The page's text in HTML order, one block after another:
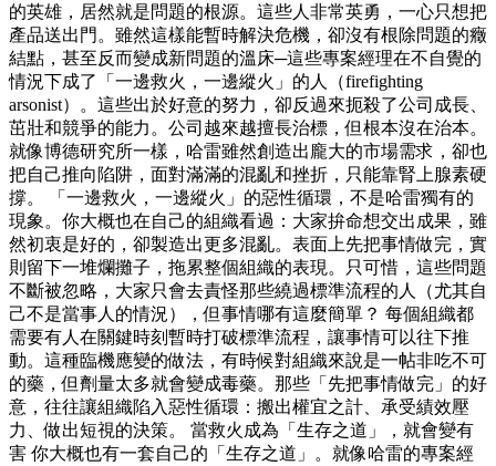
的英雄，居然就是問題的根源。這些人非常英勇，一心只想把
產品送出門。雖然這樣能暫時解決危機，卻沒有根除問題的癥
結點，甚至反而變成新問題的溫床─這些專案經理在不自覺的
情況下成了「一邊救火，一邊縱火」的人（firefighting
arsonist）。這些出於好意的努力，卻反過來扼殺了公司成長、
茁壯和競爭的能力。公司越來越擅長治標，但根本沒在治本。
就像博德研究所一樣，哈雷雖然創造出龐大的市場需求，卻也
把自己推向陷阱，面對滿滿的混亂和挫折，只能靠腎上腺素硬
撐。 「一邊救火，一邊縱火」的惡性循環，不是哈雷獨有的
現象。你大概也在自己的組織看過：大家拚命想交出成果，雖
然初衷是好的，卻製造出更多混亂。表面上先把事情做完，實
則留下一堆爛攤子，拖累整個組織的表現。只可惜，這些問題
不斷被忽略，大家只會去責怪那些繞過標準流程的人（尤其自
己不是當事人的情況），但事情哪有這麼簡單？ 每個組織都
需要有人在關鍵時刻暫時打破標準流程，讓事情可以往下推
動。這種臨機應變的做法，有時候對組織來說是一帖非吃不可
的藥，但劑量太多就會變成毒藥。那些「先把事情做完」的好
意，往往讓組織陷入惡性循環：搬出權宜之計、承受績效壓
力、做出短視的決策。 當救火成為「生存之道」，就會變有
害 你大概也有一套自己的「生存之道」。就像哈雷的專案經